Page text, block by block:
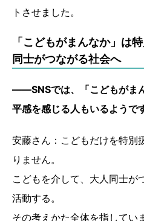
トさせました。
「こどもがまんなか」は
同士がつながる社会へ
――SNSでは、「こどもがま
平感を感じる人もいるようで
安藤さん：こどもだけを特別
りません。
こどもを介して、大人同士が
活動する。
その考えかた全体を指してい